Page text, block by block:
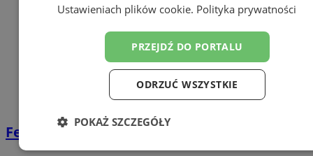
Ferie w bibliotece!
Ustawieniach plików cookie. Polityka prywatności
PRZEJDŹ DO PORTALU
ODRZUĆ WSZYSTKIE
POKAŻ SZCZEGÓŁY
Niezbędne Wydajność Targetowanie